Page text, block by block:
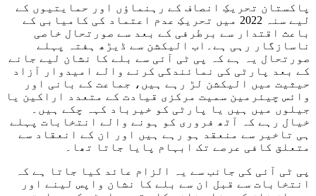
پاکستان تحریکِ انصاف کے رہنماؤں اور حمایتیوں کے
لیے سنہ 2022 میں تحریکِ عدم اعتماد کی کامیابی کے
باعث اقتدار سے برطرفی کے بعد سے صورتحال خاصی
ناسازگار رہی ہے۔اب الیکشن سے ڈیڑھ ہفتہ پہلے
صورتحال یہ ہے کہ پی ٹی آئی سے بلے کا نشان لیے جانے
کے بعد پارٹی کی نمائندگی کرنے والے امیدوار آزاد
حیثیت میں الیکشن لڑ رہے ہیں، جماعت کے بانی اور
وائس چیئرمین سمیت مرکزی قیادت کے متعدد اراکین یا
جیلوں میں ہیں یا پارٹی کو خیرباد کہہ چکے ہیں۔
خیال رہے کہ آٹھ فروری کو ہونے والے انتخابات پہلے
ہی تاخیر سے منعقد ہو رہے ہیں اور ان کے انعقاد سے
متعلق کافی عرصے تک ابہام پایا جاتا تھا۔
پی ٹی آئی کی جانب سے یہ الزام عائد کیا جاتا ہے کہ
انتخابات سے قبل ان سے بلے کا نشان واپس لینے اور